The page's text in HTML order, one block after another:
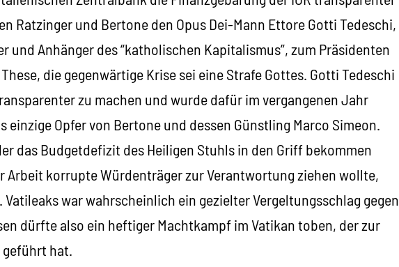
Ratzinger und Bertone den Opus Dei-Mann Ettore Gotti Tedeschi,
und Anhänger des “katholischen Kapitalismus”, zum Präsidenten
die gegenwärtige Krise sei eine Strafe Gottes. Gotti Tedeschi
zu machen und wurde dafür im vergangenen Jahr
einzige Opfer von Bertone und dessen Günstling Marco Simeon.
das Budgetdefizit des Heiligen Stuhls in den Griff bekommen
Arbeit korrupte Würdenträger zur Verantwortung ziehen wollte,
war wahrscheinlich ein gezielter Vergeltungsschlag gegen
dürfte also ein heftiger Machtkampf im Vatikan toben, der zur
geführt hat.